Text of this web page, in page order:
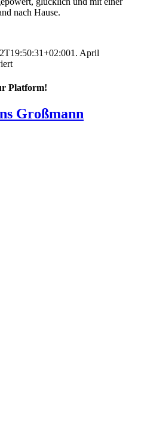
nach Hause.
1. April
für
in
Kindersport
zu
Platform!
Großmann